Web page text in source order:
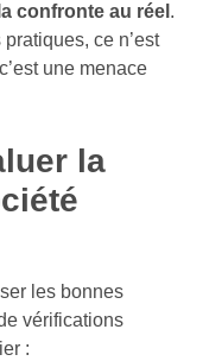
confronte au réel .
ce n’est
une menace
la
les bonnes
vérifications
: